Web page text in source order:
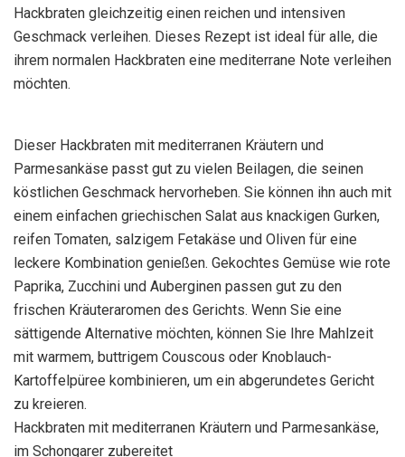
Hackbraten gleichzeitig einen reichen und intensiven
Geschmack verleihen. Dieses Rezept ist ideal für alle, die
ihrem normalen Hackbraten eine mediterrane Note verleihen
möchten.
Dieser Hackbraten mit mediterranen Kräutern und
Parmesankäse passt gut zu vielen Beilagen, die seinen
köstlichen Geschmack hervorheben. Sie können ihn auch mit
einem einfachen griechischen Salat aus knackigen Gurken,
reifen Tomaten, salzigem Fetakäse und Oliven für eine
leckere Kombination genießen. Gekochtes Gemüse wie rote
Paprika, Zucchini und Auberginen passen gut zu den
frischen Kräuteraromen des Gerichts. Wenn Sie eine
sättigende Alternative möchten, können Sie Ihre Mahlzeit
mit warmem, buttrigem Couscous oder Knoblauch-
Kartoffelpüree kombinieren, um ein abgerundetes Gericht
zu kreieren.
Hackbraten mit mediterranen Kräutern und Parmesankäse,
im Schongarer zubereitet